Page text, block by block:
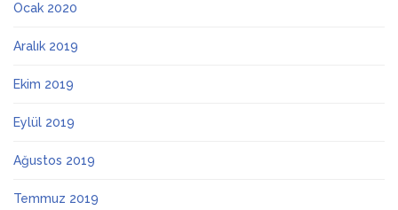
Ocak 2020
Aralık 2019
Ekim 2019
Eylül 2019
Ağustos 2019
Temmuz 2019